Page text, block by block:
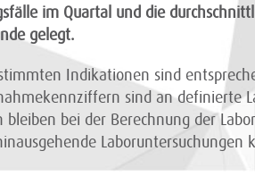
im Quartal und die
gelegt.
Indikationen sind
sind an definierte
bleiben bei der Berechnung der